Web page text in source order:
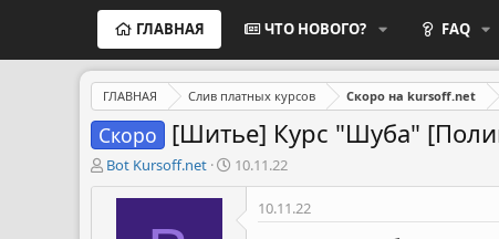
ГЛАВНАЯ ЧТО НОВОГО? FAQ
ГЛАВНАЯ Слив платных курсов Скоро на kursoff.net
Скоро [Шитье] Курс "Шуба"
А
в
Bot Kursoff.net
Д
а
а
10.11.22
10.11.22